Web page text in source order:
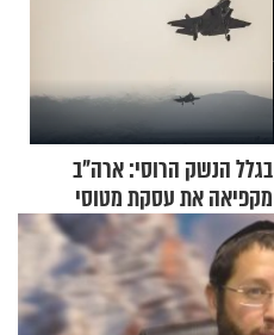
בגלל הנשק הרוסי: ארה"ב
מקפיאה את עסקת מטוסי
הקרב לטורקיה